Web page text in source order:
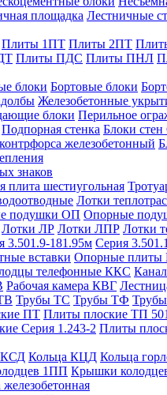
площадка Лестничные
Плиты 1ПТ Плиты 2ПТ
Плиты ПДС Плиты ПНЛ
блоки Бортовые блоки
Железобетонные
блоки Перильное
Подпорная стенка Блоки
железобетонный
знаков
плита шестиугольная
Лотки
подушки ОП Опорные
Лотки ЛР Лотки ЛПР Лотки
3.501.9-181.95м Серия
вставки Опорные
телефонные ККС
Рабочая камера КВГ
Трубы ТС Трубы ТФ
ПТ Плиты плоские ТП
Серия 1.243-2 Плиты
КСД Кольца КЦД Кольца
1ПП Крышки